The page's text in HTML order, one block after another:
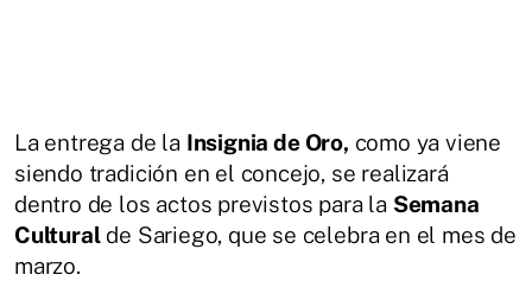
La entrega de la Insignia de Oro, como ya viene
siendo tradición en el concejo, se realizará
dentro de los actos previstos para la Semana
Culturalde Sariego, que se celebra en el mes de
marzo.